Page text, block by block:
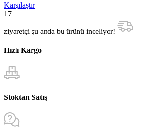
Karşılaştır
17
ziyaretçi şu anda bu ürünü inceliyor!
Hızlı Kargo
Stoktan Satış